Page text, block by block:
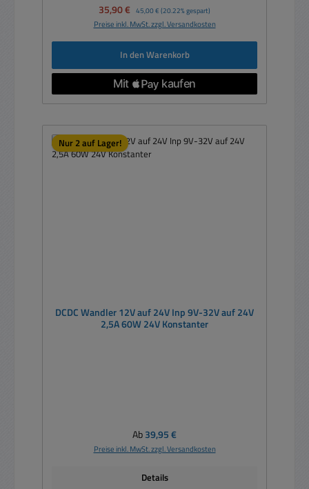
Verkaufspreis:
35,90 € Regulärer Preis:
45,00 € (20.22% gespart)
Preise inkl. MwSt. zzgl. Versandkosten
In den Warenkorb
Nur 2 auf Lager!
DCDC Wandler 12V auf 24V Inp 9V-32V auf 24V
2,5A 60W 24V Konstanter
Regulärer Preis:
Ab39,95 €
Preise inkl. MwSt. zzgl. Versandkosten
Details